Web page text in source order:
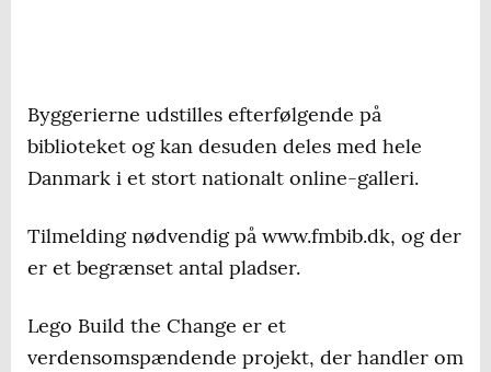
Byggerierne udstilles efterfølgende på
biblioteket og kan desuden deles med hele
Danmark i et stort nationalt online-galleri.
Tilmelding nødvendig på www.fmbib.dk, og der
er et begrænset antal pladser.
Lego Build the Change er et
verdensomspændende projekt, der handler om